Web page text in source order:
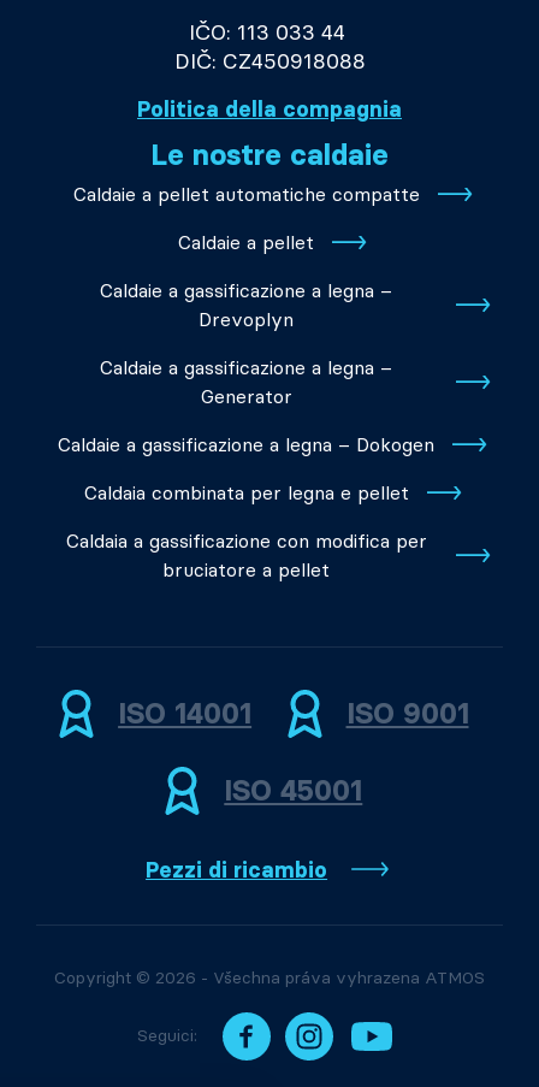
IČO: 113 033 44
DIČ: CZ450918088
Politica della compagnia
Le nostre caldaie
Caldaie a pellet automatiche compatte
Caldaie a pellet
Caldaie a gassificazione a legna –
Drevoplyn
Caldaie a gassificazione a legna –
Generator
Caldaie a gassificazione a legna – Dokogen
Caldaia combinata per legna e pellet
Caldaia a gassificazione con modifica per
bruciatore a pellet
ISO 14001 ISO 9001
ISO 45001
Pezzi di ricambio
Copyright © 2026 - Všechna práva vyhrazena ATMOS
Seguici: